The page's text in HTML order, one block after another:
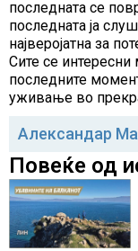
последната се
последната ја
најверојатна за
Сите се интересни
последните
уживање во
Александар
Повеќе од